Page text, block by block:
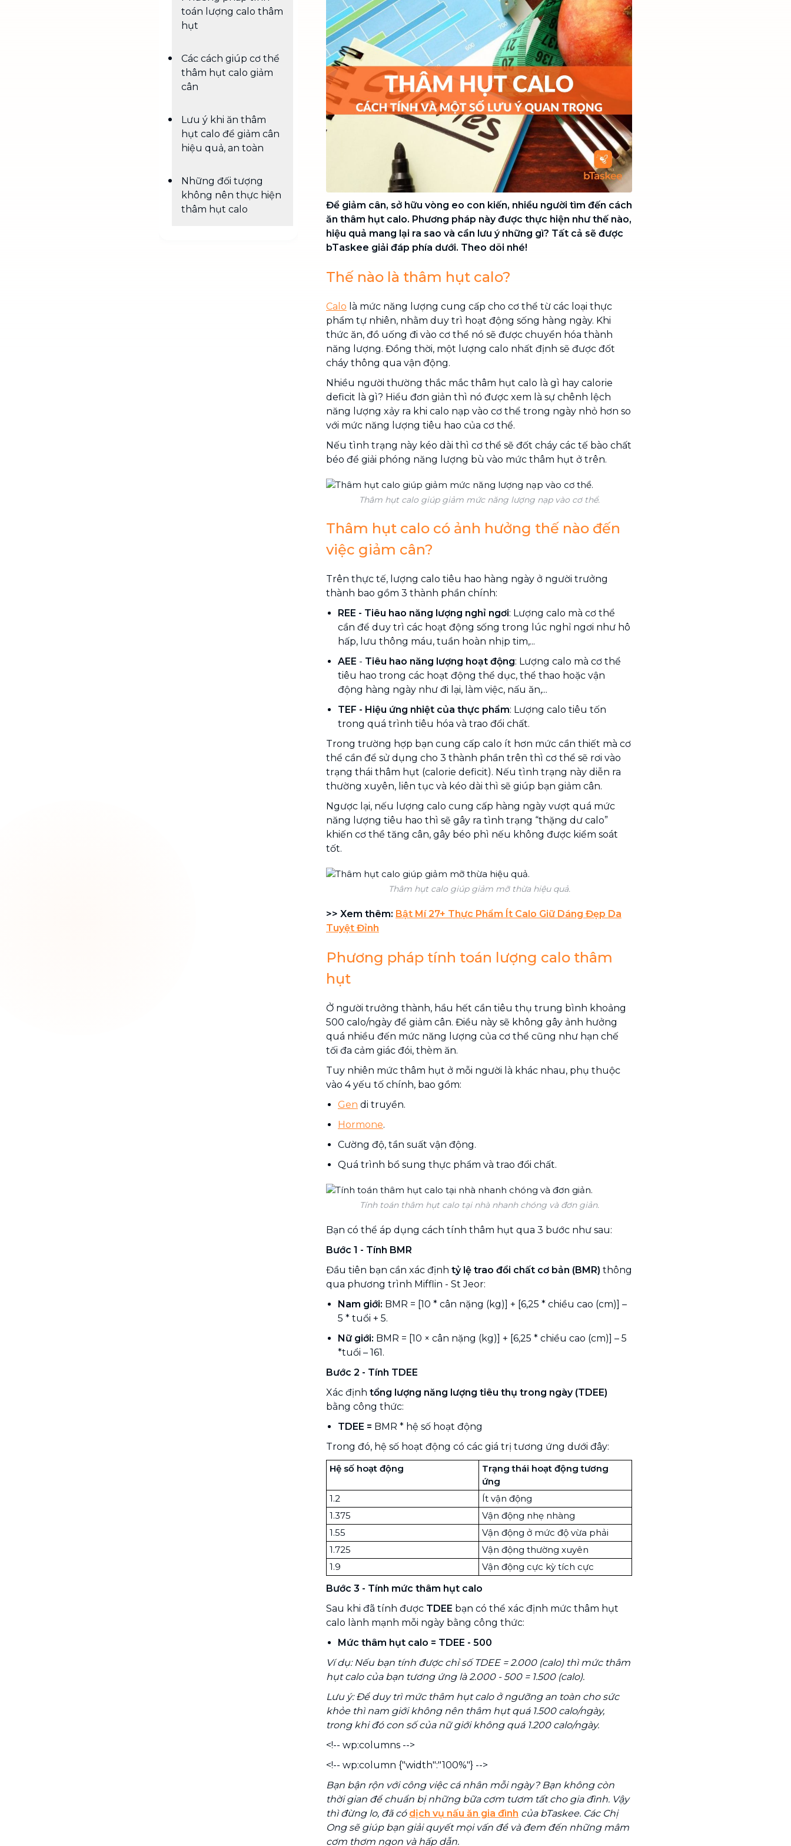
Chuyển nhà trọn gói, không lo dọn
dẹp nơi đi nơi đến
Vệ sinh công nghiệp NEW
Vệ sinh chuyên nghiệp cho văn
phòng, nhà xưởng, công trình lớn
toán lượng calo thâm
hụt
Các cách giúp cơ thể
thâm hụt calo giảm
cân
Lưu ý khi ăn thâm
hụt calo để giảm cân
hiệu quả, an toàn
Những đối tượng
không nên thực hiện
thâm hụt calo
Để giảm cân, sở hữu vòng eo con kiến, nhiều người tìm đến cách
ăn thâm hụt calo. Phương pháp này được thực hiện như thế nào,
hiệu quả mang lại ra sao và cần lưu ý những gì? Tất cả sẽ được
bTaskee giải đáp phía dưới. Theo dõi nhé!
Thế nào là thâm hụt calo?
Calo là mức năng lượng cung cấp cho cơ thể từ các loại thực
phẩm tự nhiên, nhằm duy trì hoạt động sống hàng ngày. Khi
thức ăn, đồ uống đi vào cơ thể nó sẽ được chuyển hóa thành
năng lượng. Đồng thời, một lượng calo nhất định sẽ được đốt
cháy thông qua vận động.
Nhiều người thường thắc mắc thâm hụt calo là gì hay calorie
deficit là gì? Hiểu đơn giản thì nó được xem là sự chênh lệch
năng lượng xảy ra khi calo nạp vào cơ thể trong ngày nhỏ hơn so
với mức năng lượng tiêu hao của cơ thể.
Nếu tình trạng này kéo dài thì cơ thể sẽ đốt cháy các tế bào chất
béo để giải phóng năng lượng bù vào mức thâm hụt ở trên.
Thâm hụt calo giúp giảm mức năng lượng nạp vào cơ thể.
Thâm hụt calo có ảnh hưởng thế nào đến
việc giảm cân?
Trên thực tế, lượng calo tiêu hao hàng ngày ở người trưởng
thành bao gồm 3 thành phần chính:
REE - Tiêu hao năng lượng nghỉ ngơi: Lượng calo mà cơ thể
cần để duy trì các hoạt động sống trong lúc nghỉ ngơi như hô
hấp, lưu thông máu, tuần hoàn nhịp tim,...
AEE - Tiêu hao năng lượng hoạt động: Lượng calo mà cơ thể
tiêu hao trong các hoạt động thể dục, thể thao hoặc vận
động hàng ngày như đi lại, làm việc, nấu ăn,...
TEF - Hiệu ứng nhiệt của thực phẩm: Lượng calo tiêu tốn
trong quá trình tiêu hóa và trao đổi chất.
Trong trường hợp bạn cung cấp calo ít hơn mức cần thiết mà cơ
thể cần để sử dụng cho 3 thành phần trên thì cơ thể sẽ rơi vào
trạng thái thâm hụt (calorie deficit). Nếu tình trạng này diễn ra
thường xuyên, liên tục và kéo dài thì sẽ giúp bạn giảm cân.
Ngược lại, nếu lượng calo cung cấp hàng ngày vượt quá mức
năng lượng tiêu hao thì sẽ gây ra tình trạng “thặng dư calo”
khiến cơ thể tăng cân, gây béo phì nếu không được kiểm soát
tốt.
Thâm hụt calo giúp giảm mỡ thừa hiệu quả.
>> Xem thêm: Bật Mí 27+ Thực Phẩm Ít Calo Giữ Dáng Đẹp Da
Tuyệt Đỉnh
Phương pháp tính toán lượng calo thâm
hụt
Ở người trưởng thành, hầu hết cần tiêu thụ trung bình khoảng
500 calo/ngày để giảm cân. Điều này sẽ không gây ảnh hưởng
quá nhiều đến mức năng lượng của cơ thể cũng như hạn chế
tối đa cảm giác đói, thèm ăn.
Tuy nhiên mức thâm hụt ở mỗi người là khác nhau, phụ thuộc
vào 4 yếu tố chính, bao gồm:
Gen di truyền.
Hormone.
Cường độ, tần suất vận động.
Quá trình bổ sung thực phẩm và trao đổi chất.
Tính toán thâm hụt calo tại nhà nhanh chóng và đơn giản.
Bạn có thể áp dụng cách tính thâm hụt qua 3 bước như sau:
Bước 1 - Tính BMR
Đầu tiên bạn cần xác định tỷ lệ trao đổi chất cơ bản (BMR) thông
qua phương trình Mifflin - St Jeor:
Nam giới: BMR = [10 * cân nặng (kg)] + [6,25 * chiều cao (cm)] –
5 * tuổi + 5.
Nữ giới: BMR = [10 × cân nặng (kg)] + [6,25 * chiều cao (cm)] – 5
*tuổi – 161.
Bước 2 - Tính TDEE
Xác định tổng lượng năng lượng tiêu thụ trong ngày (TDEE)
bằng công thức:
TDEE = BMR * hệ số hoạt động
Trong đó, hệ số hoạt động có các giá trị tương ứng dưới đây:
Hệ số hoạt động
Trạng thái hoạt động tương
ứng
1.2
Ít vận động
1.375
Vận động nhẹ nhàng
1.55
Vận động ở mức độ vừa phải
1.725
Vận động thường xuyên
1.9
Vận động cực kỳ tích cực
Bước 3 - Tính mức thâm hụt calo
Sau khi đã tính được TDEE bạn có thể xác định mức thâm hụt
calo lành mạnh mỗi ngày bằng công thức:
Mức thâm hụt calo = TDEE - 500
Ví dụ: Nếu bạn tính được chỉ số TDEE = 2.000 (calo) thì mức thâm
hụt calo của bạn tương ứng là 2.000 - 500 = 1.500 (calo).
Lưu ý: Để duy trì mức thâm hụt calo ở ngưỡng an toàn cho sức
khỏe thì nam giới không nên thâm hụt quá 1.500 calo/ngày,
trong khi đó con số của nữ giới không quá 1.200 calo/ngày.
<!-- wp:columns -->
<!-- wp:column {"width":"100%"} -->
Bạn bận rộn với công việc cá nhân mỗi ngày? Bạn không còn
thời gian để chuẩn bị những bữa cơm tươm tất cho gia đình. Vậy
thì đừng lo, đã có dịch vụ nấu ăn gia đình của bTaskee. Các Chị
Ong sẽ giúp bạn giải quyết mọi vấn đề và đem đến những mâm
cơm thơm ngon và hấp dẫn.